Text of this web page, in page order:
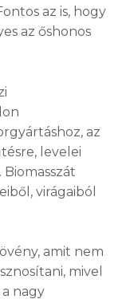
az is, hogy
az őshonos
az
levelei
virágaiból
amit nem
mivel
nagy